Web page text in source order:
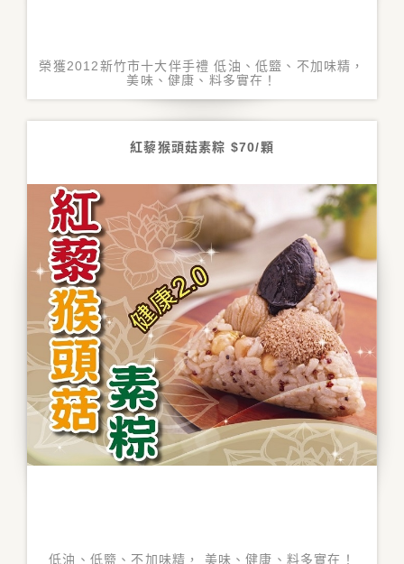
榮獲2012新竹市十大伴手禮 低油、低盬、不加味精，
美味、健康、料多實在！
紅藜猴頭菇素粽 $70/顆
低油、低盬、不加味精， 美味、健康、料多實在！